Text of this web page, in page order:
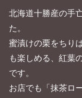
北海道十勝産の手
た。
蜜漬けの栗をちり
も楽しめる、紅葉
です。
お店でも「抹茶ロ